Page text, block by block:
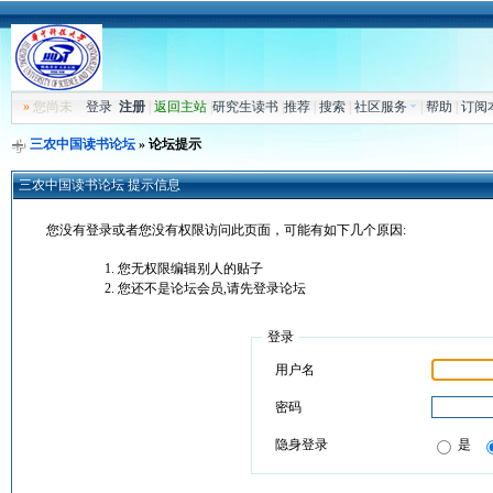
»您尚未 登录 注册| 返回主站| 研究生读书| 推荐| 搜索| 社区服务 帮助 订阅
三农中国读书论坛» 论坛提示
三农中国读书论坛 提示信息
您没有登录或者您没有权限访问此页面，可能有如下几个原因:
您无权限编辑别人的贴子
您还不是论坛会员,请先登录论坛
登录
用户名
密码
隐身登录 是